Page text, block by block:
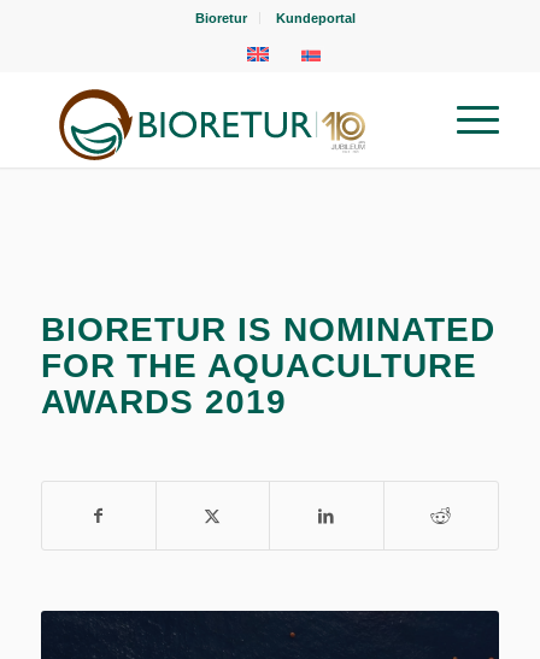
Bioretur Kundeportal
BIORETUR IS NOMINATED
FOR THE AQUACULTURE
AWARDS 2019